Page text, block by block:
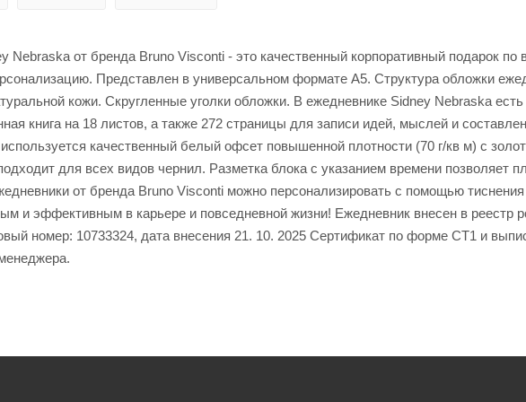
Nebraska от бренда Bruno Visconti - это качественный корпоративный подарок по
Представлен в универсальном формате А5. Структура обложки
кожи. Скругленные уголки обложки. В ежедневнике Sidney Nebraska есть
книга на 18 листов, а также 272 страницы для записи идей, мыслей и
качественный белый офсет повышенной плотности (70 г/кв м) с
для всех видов чернил. Разметка блока с указанием времени позволяет
от бренда Bruno Visconti можно персонализировать с помощью
и эффективным в карьере и повседневной жизни! Ежедневник внесен в реестр
номер: 10733324, дата внесения 21. 10. 2025 Сертификат по форме СТ1 и